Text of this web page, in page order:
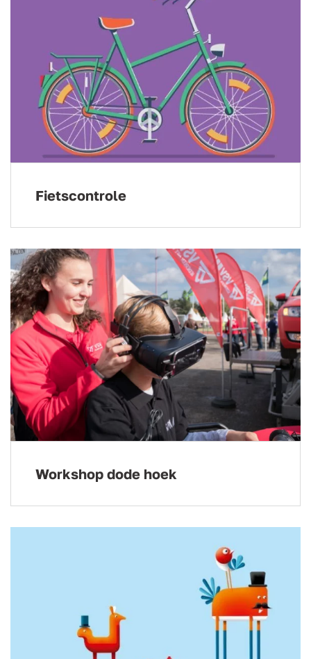
Fietscontrole
Workshop dode hoek